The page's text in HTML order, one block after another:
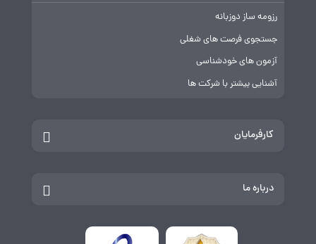
رزومه ساز دوزبانه
جستجوی فرصت های شغلی
آزمون های خودشناسی
آشنایی بیشتر با شرکت ها
کارفرمایان
درباره ما